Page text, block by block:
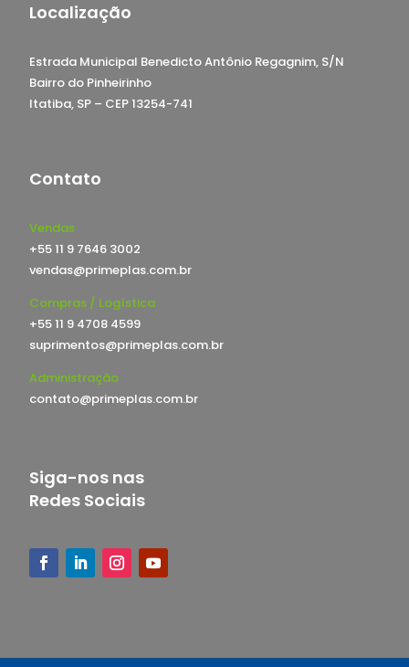
Localização
Estrada Municipal Benedicto Antônio Regagnim, S/N
Bairro do Pinheirinho
Itatiba, SP – CEP 13254-741
Contato
Vendas
+55 11 9 7646 3002
vendas@primeplas.com.br
Compras / Logística
+55 11 9 4708 4599
suprimentos@primeplas.com.br
Administração
contato@primeplas.com.br
Siga-nos nas
Redes Sociais